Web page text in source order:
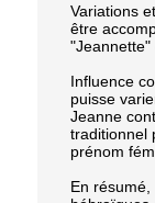
Variations
être
"Jeannette"
Influence
puisse
Jeanne
traditionnel
prénom
En